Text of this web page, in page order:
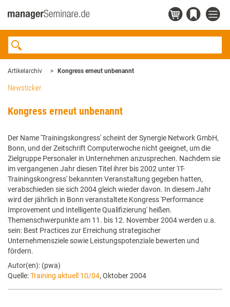
Artikelarchiv Kongress erneut unbenannt
Newsticker
Kongress erneut unbenannt
Der Name 'Trainingskongress' scheint der Synergie Network GmbH,
Bonn, und der Zeitschrift Computerwoche nicht geeignet, um die
Zielgruppe Personaler in Unternehmen anzusprechen. Nachdem sie
im vergangenen Jahr diesen Titel ihrer bis 2002 unter 'IT-
Trainingskongress' bekannten Veranstaltung gegeben hatten,
verabschieden sie sich 2004 gleich wieder davon. In diesem Jahr
wird der jährlich in Bonn veranstaltete Kongress 'Performance
Improvement und Intelligente Qualifizierung' heißen.
Themenschwerpunkte am 11. bis 12. November 2004 werden u.a.
sein: Best Practices zur Erreichung strategischer
Unternehmensziele sowie Leistungspotenziale bewerten und
fördern.
Autor(en): (pwa)
Quelle:Training aktuell 10/04, Oktober 2004